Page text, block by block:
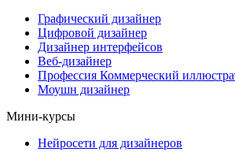
Графический дизайнер
Цифровой дизайнер
Дизайнер интерфейсов
Веб-дизайнер
Профессия Коммерческий
Моушн дизайнер
Мини-курсы
Нейросети для дизайнеров